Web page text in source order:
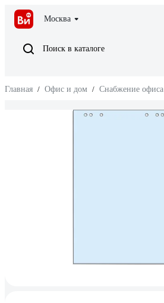
Москва
Поиск в каталоге
Главная / Офис и дом / Снабжение офиса